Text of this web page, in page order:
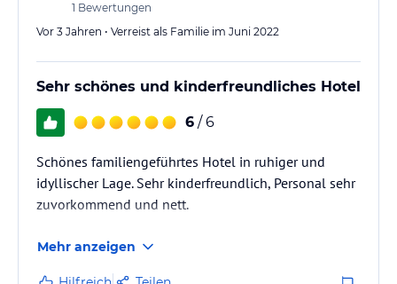
1 Bewertungen
Vor 3 Jahren • Verreist als Familie im Juni 2022
Sehr schönes und kinderfreundliches Hotel
6 / 6
Schönes familiengeführtes Hotel in ruhiger und
idyllischer Lage. Sehr kinderfreundlich, Personal sehr
zuvorkommend und nett.
Mehr anzeigen